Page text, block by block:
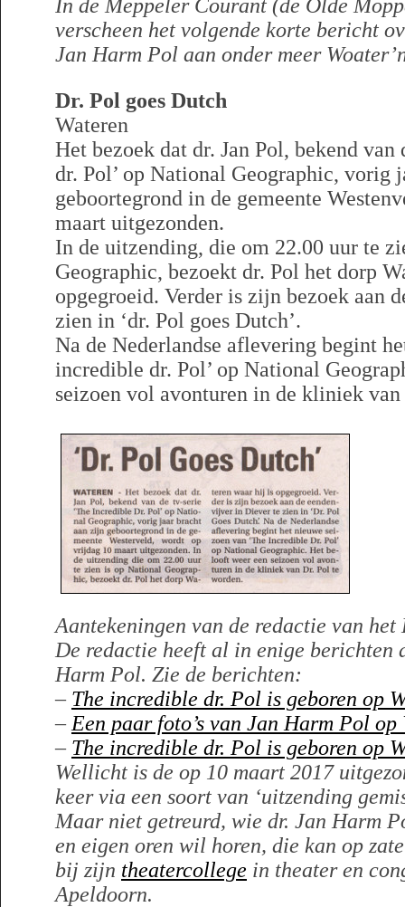
In de Meppeler Courant (de Olde
verscheen het volgende korte bericht
Jan Harm Pol aan onder meer
Dr. Pol goes Dutch
Wateren
Het bezoek dat dr. Jan Pol, bekend
dr. Pol’ op National Geographic, vorig
geboortegrond in de gemeente
maart uitgezonden.
In de uitzending, die om 22.00 uur te
Geographic, bezoekt dr. Pol het dorp
opgegroeid. Verder is zijn bezoek aan
zien in ‘dr. Pol goes Dutch’.
Na de Nederlandse aflevering begint
incredible dr. Pol’ op National
seizoen vol avonturen in de kliniek
Aantekeningen van de redactie van het
De redactie heeft al in enige berichten
Harm Pol. Zie de berichten:
– The incredible dr. Pol is geboren op
– Een paar foto’s van Jan Harm Pol op
– The incredible dr. Pol is geboren op
Wellicht is de op 10 maart 2017
keer via een soort van ‘uitzending
Maar niet getreurd, wie dr. Jan Harm
en eigen oren wil horen, die kan op
bij zijn theatercollege in theater en
Apeldoorn.